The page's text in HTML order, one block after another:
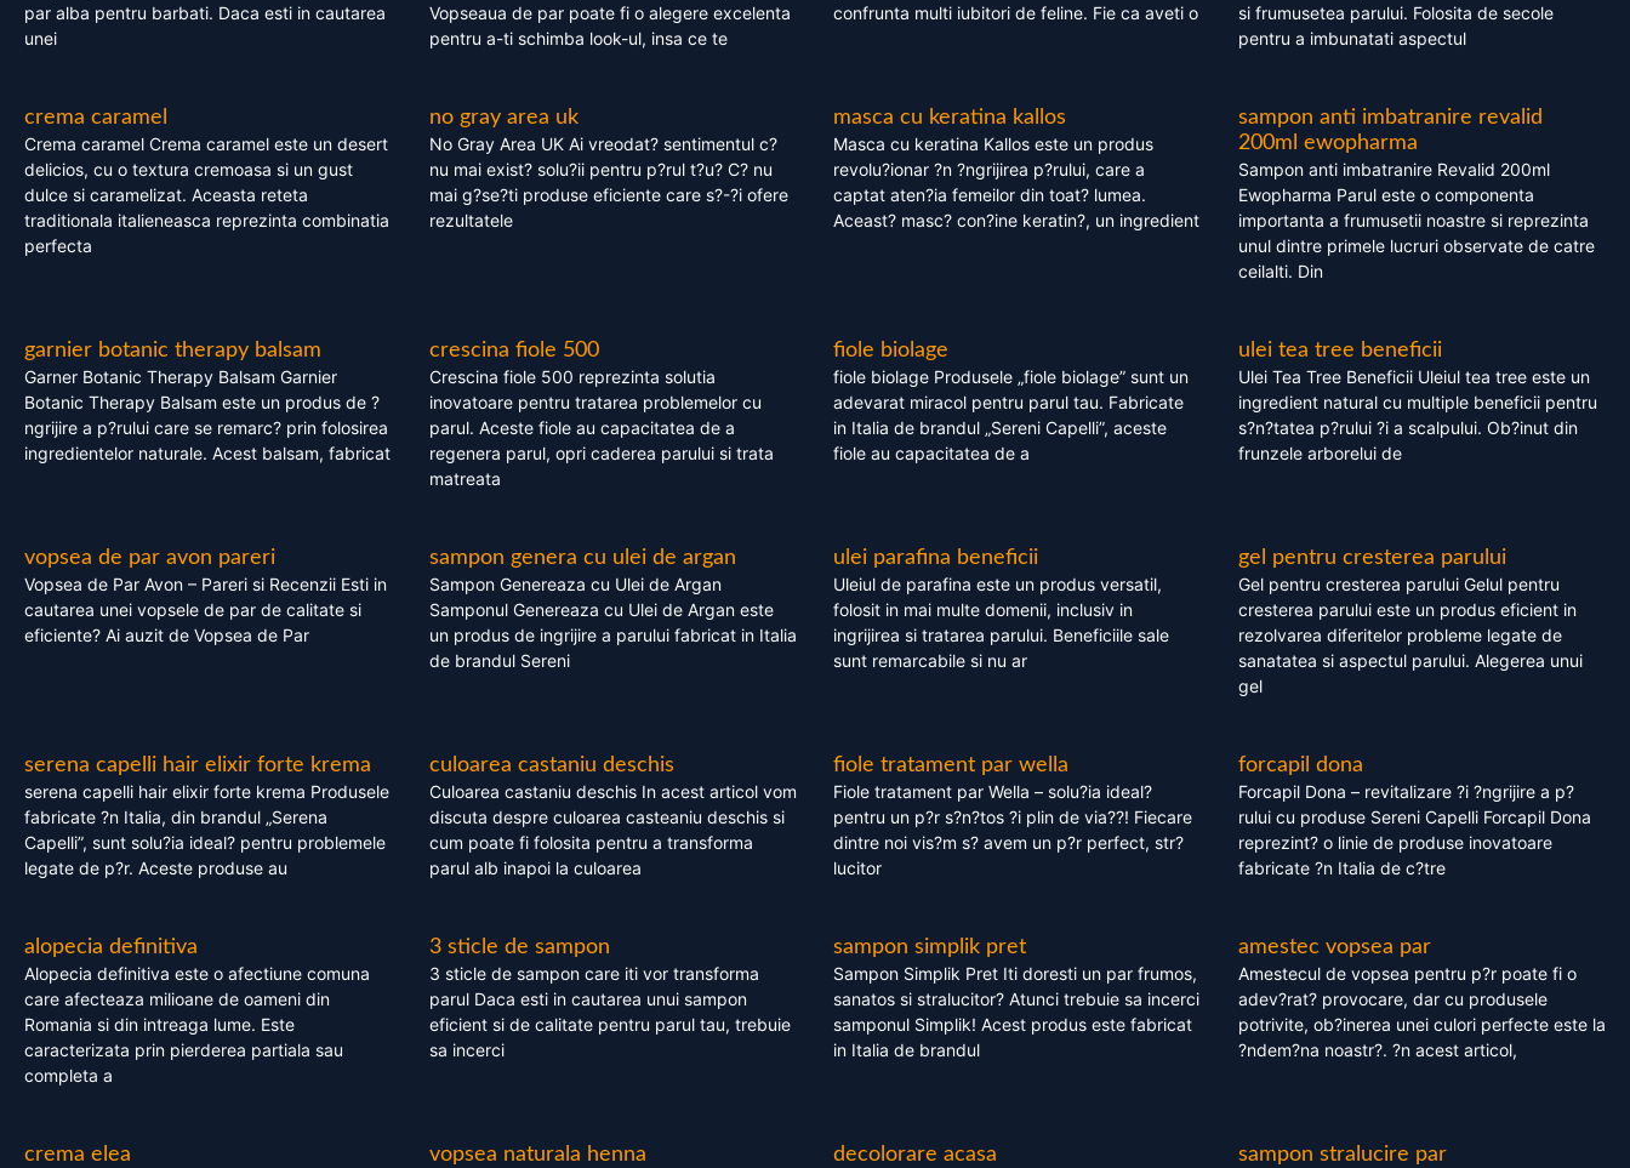
par alba pentru barbati. Daca esti in cautarea
unei
Vopseaua de par poate fi o alegere excelenta
pentru a-ti schimba look-ul, insa ce te
confrunta multi iubitori de feline. Fie ca aveti o
si frumusetea parului. Folosita de secole
pentru a imbunatati aspectul
crema caramel
Crema caramel Crema caramel este un desert
delicios, cu o textura cremoasa si un gust
dulce si caramelizat. Aceasta reteta
traditionala italieneasca reprezinta combinatia
perfecta
no gray area uk
No Gray Area UK Ai vreodat? sentimentul c?
nu mai exist? solu?ii pentru p?rul t?u? C? nu
mai g?se?ti produse eficiente care s?-?i ofere
rezultatele
masca cu keratina kallos
Masca cu keratina Kallos este un produs
revolu?ionar ?n ?ngrijirea p?rului, care a
captat aten?ia femeilor din toat? lumea.
Aceast? masc? con?ine keratin?, un ingredient
sampon anti imbatranire revalid
200ml ewopharma
Sampon anti imbatranire Revalid 200ml
Ewopharma Parul este o componenta
importanta a frumusetii noastre si reprezinta
unul dintre primele lucruri observate de catre
ceilalti. Din
garnier botanic therapy balsam
Garner Botanic Therapy Balsam Garnier
Botanic Therapy Balsam este un produs de ?
ngrijire a p?rului care se remarc? prin folosirea
ingredientelor naturale. Acest balsam, fabricat
crescina fiole 500
Crescina fiole 500 reprezinta solutia
inovatoare pentru tratarea problemelor cu
parul. Aceste fiole au capacitatea de a
regenera parul, opri caderea parului si trata
matreata
fiole biolage
fiole biolage Produsele „fiole biolage” sunt un
adevarat miracol pentru parul tau. Fabricate
in Italia de brandul „Sereni Capelli”, aceste
fiole au capacitatea de a
ulei tea tree beneficii
Ulei Tea Tree Beneficii Uleiul tea tree este un
ingredient natural cu multiple beneficii pentru
s?n?tatea p?rului ?i a scalpului. Ob?inut din
frunzele arborelui de
vopsea de par avon pareri
Vopsea de Par Avon – Pareri si Recenzii Esti in
cautarea unei vopsele de par de calitate si
eficiente? Ai auzit de Vopsea de Par
sampon genera cu ulei de argan
Sampon Genereaza cu Ulei de Argan
Samponul Genereaza cu Ulei de Argan este
un produs de ingrijire a parului fabricat in Italia
de brandul Sereni
ulei parafina beneficii
Uleiul de parafina este un produs versatil,
folosit in mai multe domenii, inclusiv in
ingrijirea si tratarea parului. Beneficiile sale
sunt remarcabile si nu ar
gel pentru cresterea parului
Gel pentru cresterea parului Gelul pentru
cresterea parului este un produs eficient in
rezolvarea diferitelor probleme legate de
sanatatea si aspectul parului. Alegerea unui
gel
serena capelli hair elixir forte krema
serena capelli hair elixir forte krema Produsele
fabricate ?n Italia, din brandul „Serena
Capelli”, sunt solu?ia ideal? pentru problemele
legate de p?r. Aceste produse au
culoarea castaniu deschis
Culoarea castaniu deschis In acest articol vom
discuta despre culoarea casteaniu deschis si
cum poate fi folosita pentru a transforma
parul alb inapoi la culoarea
fiole tratament par wella
Fiole tratament par Wella – solu?ia ideal?
pentru un p?r s?n?tos ?i plin de via??! Fiecare
dintre noi vis?m s? avem un p?r perfect, str?
lucitor
forcapil dona
Forcapil Dona – revitalizare ?i ?ngrijire a p?
rului cu produse Sereni Capelli Forcapil Dona
reprezint? o linie de produse inovatoare
fabricate ?n Italia de c?tre
alopecia definitiva
Alopecia definitiva este o afectiune comuna
care afecteaza milioane de oameni din
Romania si din intreaga lume. Este
caracterizata prin pierderea partiala sau
completa a
3 sticle de sampon
3 sticle de sampon care iti vor transforma
parul Daca esti in cautarea unui sampon
eficient si de calitate pentru parul tau, trebuie
sa incerci
sampon simplik pret
Sampon Simplik Pret Iti doresti un par frumos,
sanatos si stralucitor? Atunci trebuie sa incerci
samponul Simplik! Acest produs este fabricat
in Italia de brandul
amestec vopsea par
Amestecul de vopsea pentru p?r poate fi o
adev?rat? provocare, dar cu produsele
potrivite, ob?inerea unei culori perfecte este la
?ndem?na noastr?. ?n acest articol,
crema elea vopsea naturala henna decolorare acasa sampon stralucire par